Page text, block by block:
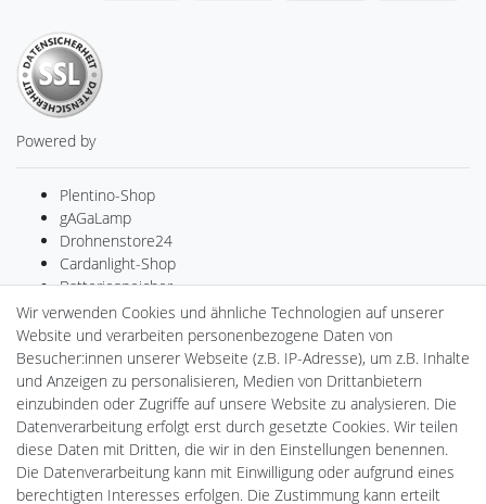
Powered by
Plentino-Shop
gAGaLamp
Drohnenstore24
Cardanlight-Shop
Batteriespeicher
PlentiSolar
Gebrauchtlicht
Ledkauf
DEYESOLAR
Lightech Connect
CardanLight Europe
FORTIMO LEDs
LED-RETROSHOP
Wallbox24
Wir verwenden Cookies und ähnliche Technologien auf unserer
Website und verarbeiten personenbezogene Daten von
Besucher:innen unserer Webseite (z.B. IP-Adresse), um z.B. Inhalte
und Anzeigen zu personalisieren, Medien von Drittanbietern
einzubinden oder Zugriffe auf unsere Website zu analysieren. Die
Datenverarbeitung erfolgt erst durch gesetzte Cookies. Wir teilen
diese Daten mit Dritten, die wir in den Einstellungen benennen.
Die Datenverarbeitung kann mit Einwilligung oder aufgrund eines
berechtigten Interesses erfolgen. Die Zustimmung kann erteilt